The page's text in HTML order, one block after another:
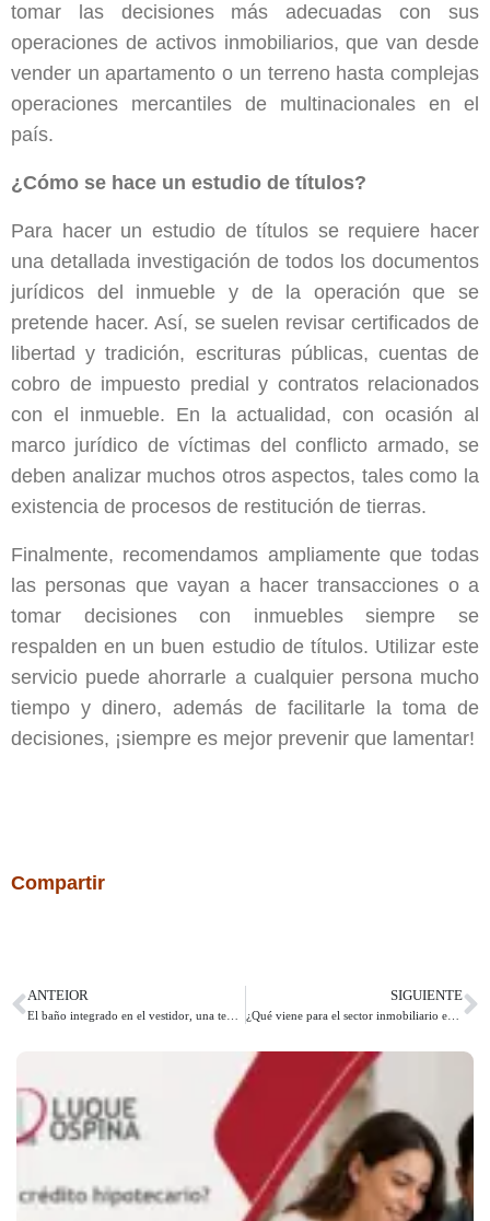
tomar las decisiones más adecuadas con sus
operaciones de activos inmobiliarios, que van desde
vender un apartamento o un terreno hasta complejas
operaciones mercantiles de multinacionales en el
país.
¿Cómo se hace un estudio de títulos?
Para hacer un estudio de títulos se requiere hacer
una detallada investigación de todos los documentos
jurídicos del inmueble y de la operación que se
pretende hacer. Así, se suelen revisar certificados de
libertad y tradición, escrituras públicas, cuentas de
cobro de impuesto predial y contratos relacionados
con el inmueble. En la actualidad, con ocasión al
marco jurídico de víctimas del conflicto armado, se
deben analizar muchos otros aspectos, tales como la
existencia de procesos de restitución de tierras.
Finalmente, recomendamos ampliamente que todas
las personas que vayan a hacer transacciones o a
tomar decisiones con inmuebles siempre se
respalden en un buen estudio de títulos. Utilizar este
servicio puede ahorrarle a cualquier persona mucho
tiempo y dinero, además de facilitarle la toma de
decisiones, ¡siempre es mejor prevenir que lamentar!
Compartir
ANTEIOR
El baño integrado en el vestidor, una tendencia que querrás aplicar
SIGUIENTE
¿Qué viene para el sector inmobiliario en lo que resta del 2023?